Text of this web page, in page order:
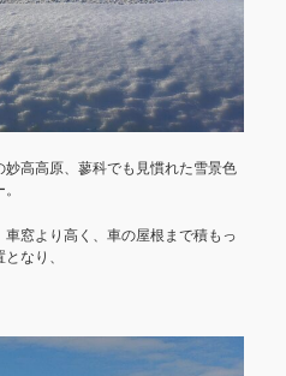
高高原、蓼科でも見慣れた雪景色
窓より高く、車の屋根まで積もっ
なり、